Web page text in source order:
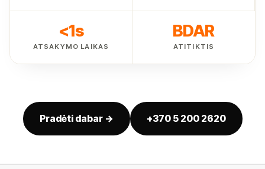
<1s
ATSAKYMO LAIKAS
BDAR
ATITIKTIS
Pradėti dabar → +370 5 200 2620